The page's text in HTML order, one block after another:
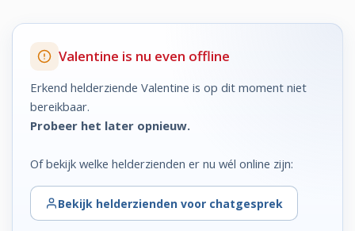
Valentine is nu even offline
Erkend helderziende Valentine is op dit moment niet
bereikbaar.
Probeer het later opnieuw.
Of bekijk welke helderzienden er nu wél online zijn:
Bekijk helderzienden voor chatgesprek